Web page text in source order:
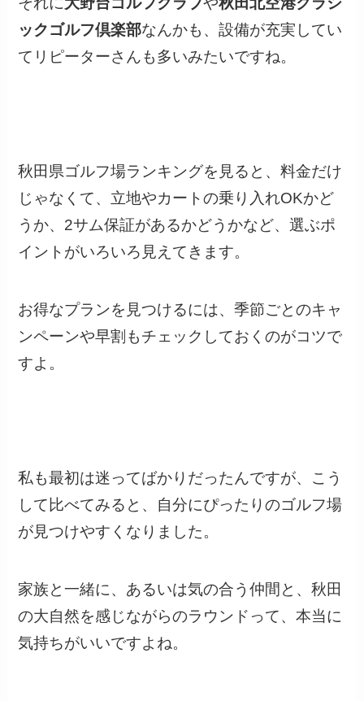
ックゴルフ倶楽部なんかも、設備が充実してい
てリピーターさんも多いみたいですね。
秋田県ゴルフ場ランキングを見ると、料金だけ
じゃなくて、立地やカートの乗り入れOKかど
うか、2サム保証があるかどうかなど、選ぶポ
イントがいろいろ見えてきます。
お得なプランを見つけるには、季節ごとのキャ
ンペーンや早割もチェックしておくのがコツで
すよ。
私も最初は迷ってばかりだったんですが、こう
して比べてみると、自分にぴったりのゴルフ場
が見つけやすくなりました。
家族と一緒に、あるいは気の合う仲間と、秋田
の大自然を感じながらのラウンドって、本当に
気持ちがいいですよね。